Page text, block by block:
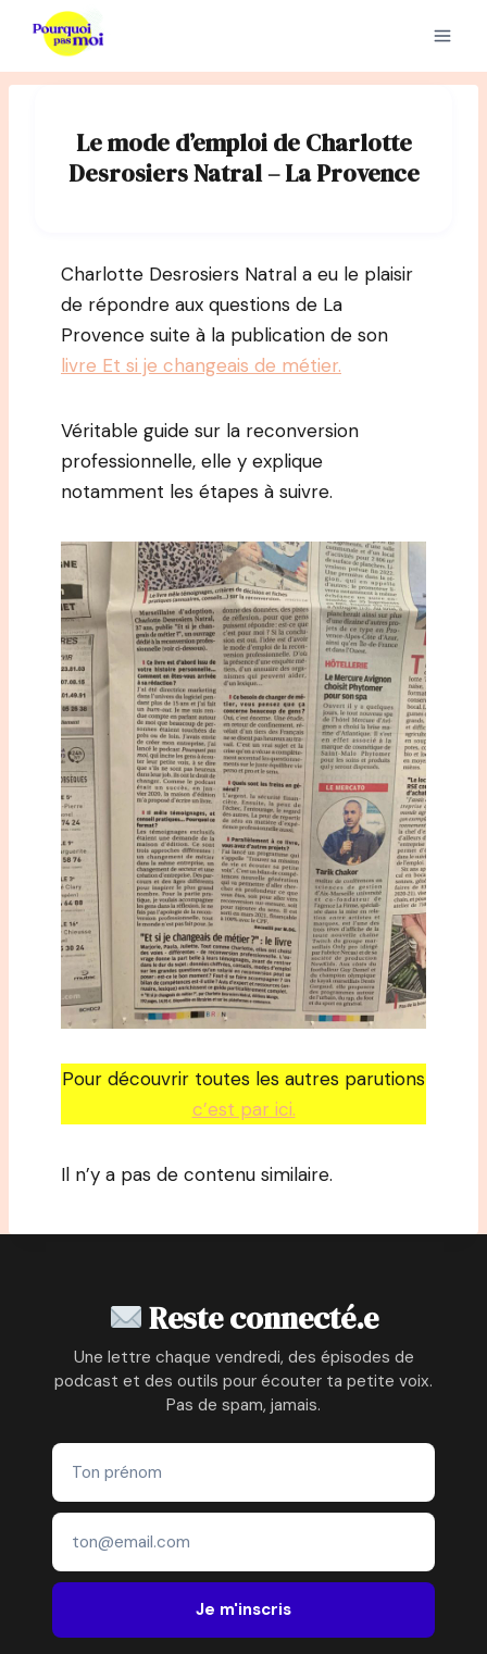
contenu
Le mode d’emploi de Charlotte
Desrosiers Natral – La Provence
Charlotte Desrosiers Natral a eu le plaisir
de répondre aux questions de La
Provence suite à la publication de son
livre Et si je changeais de métier.
Véritable guide sur la reconversion
professionnelle, elle y explique
notamment les étapes à suivre.
Pour découvrir toutes les autres parutions
c’est par ici.
Il n’y a pas de contenu similaire.
Reste connecté.e
Une lettre chaque vendredi, des épisodes de
podcast et des outils pour écouter ta petite voix.
Pas de spam, jamais.
Je m'inscris